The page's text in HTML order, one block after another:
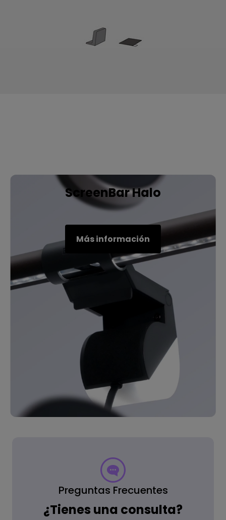
ScreenBar Halo
Más información
Preguntas Frecuentes
¿Tienes una consulta?